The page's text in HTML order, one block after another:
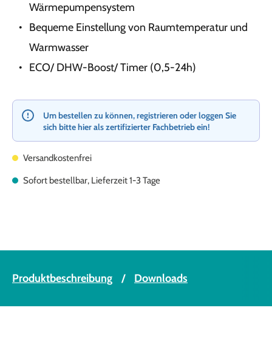
Wärmepumpensystem
Bequeme Einstellung von Raumtemperatur und
Warmwasser
ECO/ DHW-Boost/ Timer (0,5-24h)
Um bestellen zu können, registrieren oder loggen Sie
sich bitte hier als zertifizierter Fachbetrieb ein!
Versandkostenfrei
Sofort bestellbar, Lieferzeit 1-3 Tage
Produktbeschreibung Downloads